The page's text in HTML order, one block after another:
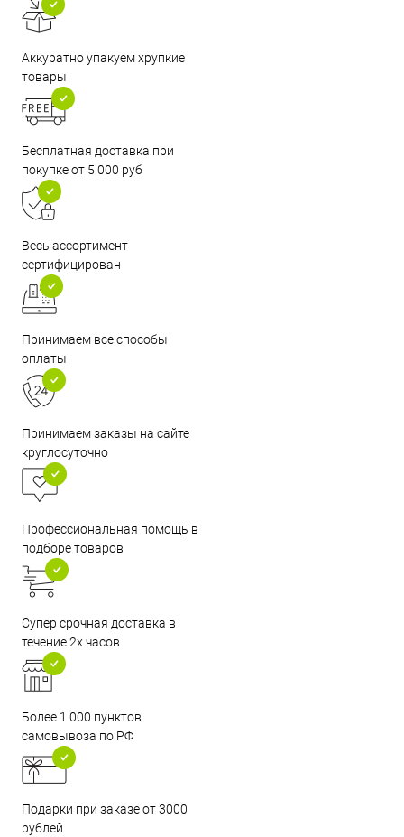
Аккуратно упакуем хрупкие
товары
Бесплатная доставка при
покупке от 5 000 руб
Весь ассортимент
сертифицирован
Принимаем все способы
оплаты
Принимаем заказы на сайте
круглосуточно
Профессиональная помощь в
подборе товаров
Супер срочная доставка в
течение 2х часов
Более 1 000 пунктов
самовывоза по РФ
Подарки при заказе от 3000
рублей